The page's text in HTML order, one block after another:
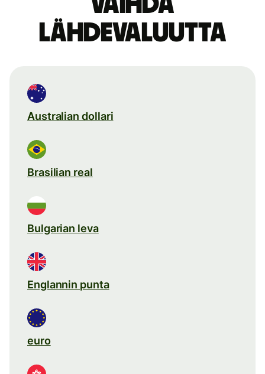
lähdevaluutta
Australian dollari
Brasilian real
Bulgarian leva
Englannin punta
euro